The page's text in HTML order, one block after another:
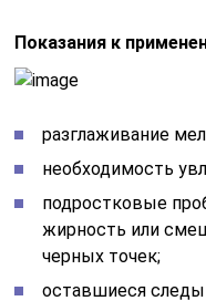
Показания к
разглаживание
необходимость
подростковые
жирность или
черных точек;
оставшиеся следы